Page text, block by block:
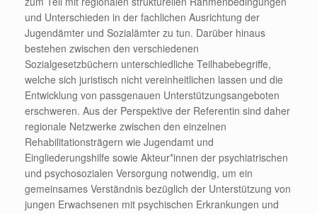
und Unterschieden in der fachlichen Ausrichtung der
Jugendämter und Sozialämter zu tun. Darüber hinaus
bestehen zwischen den verschiedenen
Sozialgesetzbüchern unterschiedliche Teilhabebegriffe,
welche sich juristisch nicht vereinheitlichen lassen und die
Entwicklung von passgenauen Unterstützungsangeboten
erschweren. Aus der Perspektive der Referentin sind daher
regionale Netzwerke zwischen den einzelnen
Rehabilitationsträgern wie Jugendamt und
Eingliederungshilfe sowie Akteur*innen der psychiatrischen
und psychosozialen Versorgung notwendig, um ein
gemeinsames Verständnis bezüglich der Unterstützung von
jungen Erwachsenen mit psychischen Erkrankungen und